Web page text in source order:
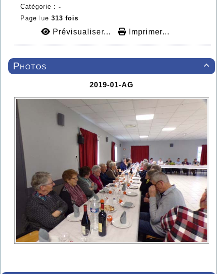
Catégorie : -
Page lue 313 fois
Prévisualiser... Imprimer...

Photos
2019-01-AG